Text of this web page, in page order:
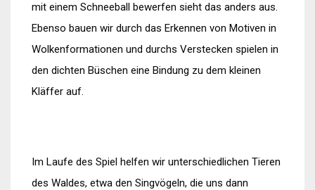
mit einem Schneeball bewerfen sieht das anders aus.
Ebenso bauen wir durch das Erkennen von Motiven in
Wolkenformationen und durchs Verstecken spielen in
den dichten Büschen eine Bindung zu dem kleinen
Kläffer auf.
Im Laufe des Spiel helfen wir unterschiedlichen Tieren
des Waldes, etwa den Singvögeln, die uns dann